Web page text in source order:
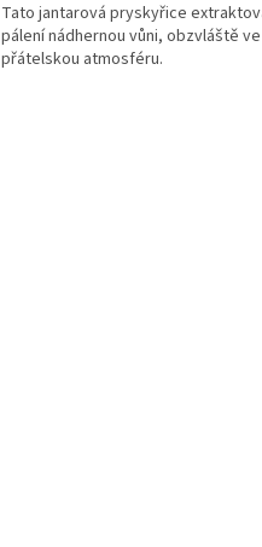
Tato jantarová pryskyřice
pálení nádhernou vůni, obzvláště
přátelskou atmosféru.